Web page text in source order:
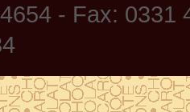
- Fax: 0331